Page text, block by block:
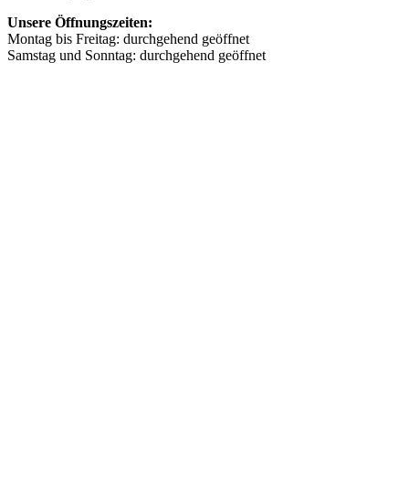
Unsere Öffnungszeiten:
Montag bis Freitag: durchgehend geöffnet
Samstag und Sonntag: durchgehend geöffnet